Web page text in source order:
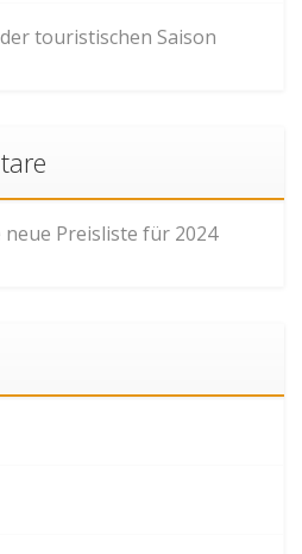
touristischen Saison
neue Preisliste für 2024